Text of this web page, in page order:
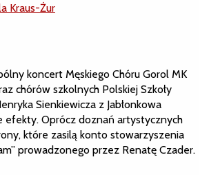
Kraus-Żur
koncert Męskiego Chóru Gorol MK
chórów szkolnych Polskiej Szkoły
Sienkiewicza z Jabłonkowa
efekty. Oprócz doznań artystycznych
które zasilą konto stowarzyszenia
prowadzonego przez Renatę Czader.